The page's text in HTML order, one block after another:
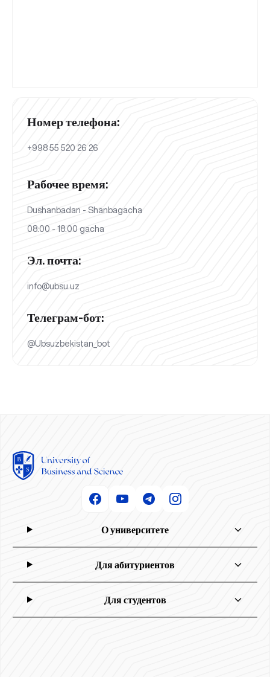
Номер телефона:
+998 55 520 26 26
Рабочее время:
Dushanbadan - Shanbagacha
08:00 - 18:00 gacha
Эл. почта:
info@ubsu.uz
Телеграм-бот:
@Ubsuzbekistan_bot
О университете
Для абитуриентов
Для студентов